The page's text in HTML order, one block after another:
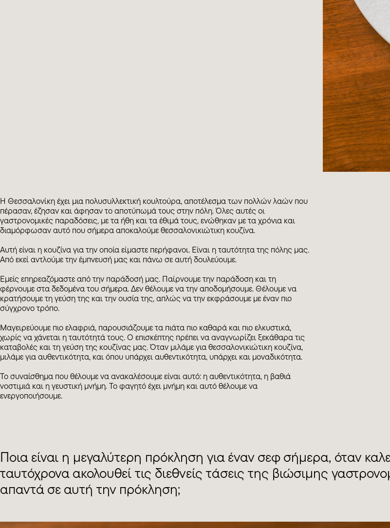
Η Θεσσαλονίκη έχει μια πολυσυλλεκτική κουλτούρα, αποτέλεσμα των πολλών λαών που
πέρασαν, έζησαν και άφησαν το αποτύπωμά τους στην πόλη. Όλες αυτές οι
γαστρονομικές παραδόσεις, με τα ήθη και τα έθιμά τους, ενώθηκαν με τα χρόνια και
διαμόρφωσαν αυτό που σήμερα αποκαλούμε θεσσαλονικιώτικη κουζίνα.
Αυτή είναι η κουζίνα για την οποία είμαστε περήφανοι. Είναι η ταυτότητα της πόλης μας.
Από εκεί αντλούμε την έμπνευσή μας και πάνω σε αυτή δουλεύουμε.
Εμείς επηρεαζόμαστε από την παράδοσή μας. Παίρνουμε την παράδοση και τη
φέρνουμε στα δεδομένα του σήμερα. Δεν θέλουμε να την αποδομήσουμε. Θέλουμε να
κρατήσουμε τη γεύση της και την ουσία της, απλώς να την εκφράσουμε με έναν πιο
σύγχρονο τρόπο.
Μαγειρεύουμε πιο ελαφριά, παρουσιάζουμε τα πιάτα πιο καθαρά και πιο ελκυστικά,
χωρίς να χάνεται η ταυτότητά τους. Ο επισκέπτης πρέπει να αναγνωρίζει ξεκάθαρα τις
καταβολές και τη γεύση της κουζίνας μας. Όταν μιλάμε για θεσσαλονικιώτικη κουζίνα,
μιλάμε για αυθεντικότητα, και όπου υπάρχει αυθεντικότητα, υπάρχει και μοναδικότητα.
Το συναίσθημα που θέλουμε να ανακαλέσουμε είναι αυτό: η αυθεντικότητα, η βαθιά
νοστιμιά και η γευστική μνήμη. Το φαγητό έχει μνήμη και αυτό θέλουμε να
ενεργοποιήσουμε.
Ποια είναι η μεγαλύτερη πρόκληση για έναν σεφ σήμερα, όταν
ταυτόχρονα ακολουθεί τις διεθνείς τάσεις της βιώσιμης
απαντά σε αυτή την πρόκληση;